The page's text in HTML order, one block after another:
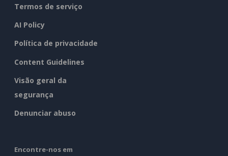
Termos de serviço
AI Policy
Política de privacidade
Content Guidelines
Visão geral da
segurança
Denunciar abuso
Encontre-nos em